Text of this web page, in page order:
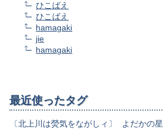
ひこばえ
ひこばえ
hamagaki
jie
hamagaki
最近使ったタグ
〔北上川は熒気をながしィ〕 よだかの星